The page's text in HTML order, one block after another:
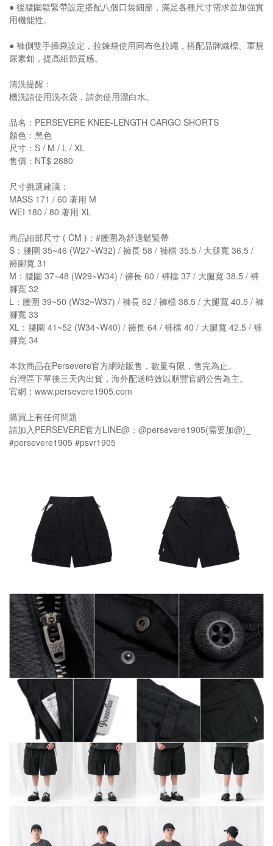
● 後腰圍鬆緊帶設定搭配八個口袋細節，滿足各種尺寸需求並加強實
用機能性。
● 褲側雙手插袋設定，拉鍊袋使用同布色拉繩，搭配品牌織標、軍規
尿素釦，提高細節質感。
清洗提醒：
機洗請使用洗衣袋，請勿使用漂白水。
品名：PERSEVERE KNEE-LENGTH CARGO SHORTS
顏色：黑色
尺寸：S / M / L / XL
售價：NT$ 2880
尺寸挑選建議：
MASS 171 / 60 著用 M
WEI 180 / 80 著用 XL
商品細部尺寸 ( CM )：#腰圍為舒適鬆緊帶
S：腰圍 35~46 (W27~W32) / 褲長 58 / 褲檔 35.5 / 大腿寬 36.5 /
褲腳寬 31
M：腰圍 37~48 (W29~W34) / 褲長 60 / 褲檔 37 / 大腿寬 38.5 / 褲
腳寬 32
L：腰圍 39~50 (W32~W37) / 褲長 62 / 褲檔 38.5 / 大腿寬 40.5 / 褲
腳寬 33
XL：腰圍 41~52 (W34~W40) / 褲長 64 / 褲檔 40 / 大腿寬 42.5 / 褲
腳寬 34
本款商品在Persevere官方網站販售，數量有限，售完為止。
台灣區下單後三天內出貨，海外配送時效以順豐官網公告為主。
官網：www.persevere1905.com
購買上有任何問題
請加入PERSEVERE官方LINE@：@persevere1905(需要加@)_
#persevere1905 #psvr1905